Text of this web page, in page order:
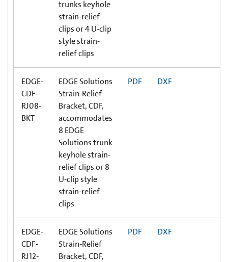
trunks keyhole
strain-relief
clips or 4 U-clip
style strain-
relief clips
EDGE-
CDF-
RJ08-
BKT
EDGE Solutions
Strain-Relief
Bracket, CDF,
accommodates
8 EDGE
Solutions trunk
keyhole strain-
relief clips or 8
U-clip style
strain-relief
clips
PDF DXF
EDGE-
CDF-
RJ12-
EDGE Solutions
Strain-Relief
Bracket, CDF,
PDF DXF